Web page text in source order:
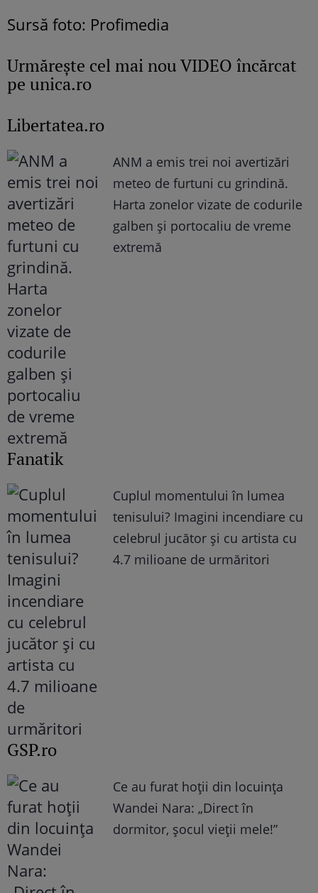
Sursă foto: Profimedia
Urmăreşte cel mai nou VIDEO încărcat
pe unica.ro
Libertatea.ro
ANM a emis trei noi avertizări
meteo de furtuni cu grindină.
Harta zonelor vizate de codurile
galben și portocaliu de vreme
extremă
Fanatik
Cuplul momentului în lumea
tenisului? Imagini incendiare cu
celebrul jucător și cu artista cu
4.7 milioane de urmăritori
GSP.ro
Ce au furat hoții din locuința
Wandei Nara: „Direct în
dormitor, șocul vieții mele!”